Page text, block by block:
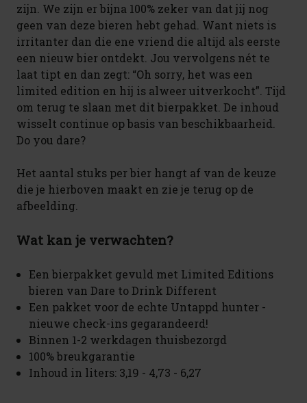
zijn. We zijn er bijna 100% zeker van dat jij nog
geen van deze bieren hebt gehad. Want niets is
irritanter dan die ene vriend die altijd als eerste
een nieuw bier ontdekt. Jou vervolgens nét te
laat tipt en dan zegt: “Oh sorry, het was een
limited edition en hij is alweer uitverkocht”. Tijd
om terug te slaan met dit bierpakket. De inhoud
wisselt continue op basis van beschikbaarheid.
Do you dare?
Het aantal stuks per bier hangt af van de keuze
die je hierboven maakt en zie je terug op de
afbeelding.
Wat kan je verwachten?
Een bierpakket gevuld met Limited Editions
bieren van Dare to Drink Different
Een pakket voor de echte Untappd hunter -
nieuwe check-ins gegarandeerd!
Binnen 1-2 werkdagen thuisbezorgd
100% breukgarantie
Inhoud in liters: 3,19 - 4,73 - 6,27